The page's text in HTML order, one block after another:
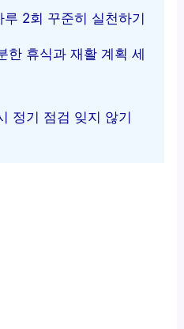
루 2회 꾸준히 실천하기
한 휴식과 재활 계획 세
정기 점검 잊지 않기